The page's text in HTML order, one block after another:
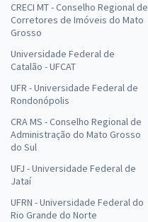
CRECI MT - Conselho Regional de
Corretores de Imóveis do Mato
Grosso
Universidade Federal de
Catalão - UFCAT
UFR - Universidade Federal de
Rondonópolis
CRA MS - Conselho Regional de
Administração do Mato Grosso
do Sul
UFJ - Universidade Federal de
Jataí
UFRN - Universidade Federal do
Rio Grande do Norte